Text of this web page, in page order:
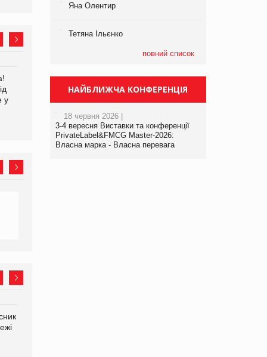
у
EVA.UA запустила
кампанію «Хто б знав» про
платформі
Kraft Heinz скоротила
збиток у першому півріччі
Яна Олентир
Тетяна Ільєнко
повний список
НАЙБЛИЖЧА КОНФЕРЕНЦІЯ
18 червня 2026 |
3-4 вересня Виставки та конференції
PrivateLabel&FMCG Master-2026:
Власна марка - Власна перевага